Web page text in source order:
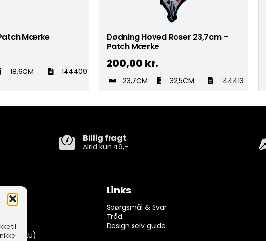
til
Mærke
18,6CM 144409
Dødning Hoved Roser 23,7cm –
Patch Mærke
200,00 kr.
23,7CM 32,5CM 144413
Billig fragt
Altid kun 49,-
(EU)
Links
Spørgsmål & Svar
Tråd
Design selv guide